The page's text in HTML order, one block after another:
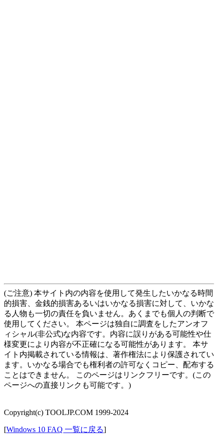
(ご注意) 本サイト内の内容を使用して発生したいかなる時間
的損害、金銭的損害あるいはいかなる損害に対して、いかな
る人物も一切の責任を負いません。あくまでも個人の判断で
使用してください。 本ページは独自に調査をしたアンオフ
ィシャル(非公式)な内容です。内容に誤りがある可能性や仕
様変更により内容が不正確になる可能性があります。 本サ
イト内掲載されている情報は、著作権法により保護されてい
ます。いかなる場合でも権利者の許可なくコピー、配布する
ことはできません。 このページはリンクフリーです。(この
ページへの直接リンクも可能です。)
Copyright(c) TOOLJP.COM 1999-2024
[Windows 10 FAQ 一覧に戻る]